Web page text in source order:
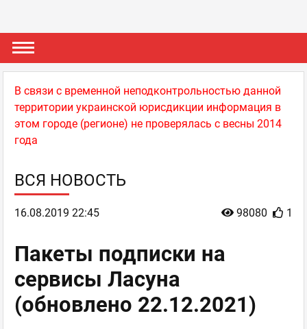
В связи с временной неподконтрольностью данной
территории украинской юрисдикции информация в
этом городе (регионе) не проверялась с весны 2014
года
ВСЯ НОВОСТЬ
98080 1
16.08.2019 22:45
Пакеты подписки на
сервисы Ласуна
(обновлено 22.12.2021)